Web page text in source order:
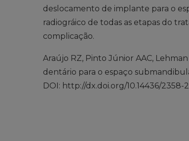
deslocamento de implante para o
radiográico de todas as etapas do
complicação.
Araújo RZ, Pinto Júnior AAC,
dentário para o espaço
DOI: http://dx.doi.org/10.14436/2358-